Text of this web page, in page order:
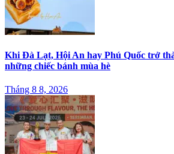
Khi Đà Lạt, Hội An hay Phú Quốc trở
những chiếc bánh mùa hè
Tháng 8 8, 2026